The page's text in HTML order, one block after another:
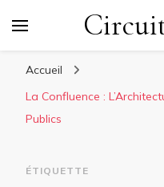
Accueil
La Confluence :
Publics
ÉTIQUETTE